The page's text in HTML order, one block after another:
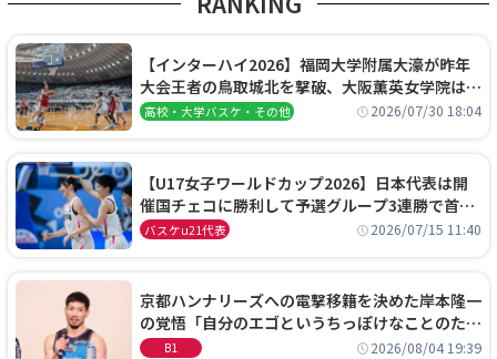
【インターハイ2026】福岡大学附属大濠が昨年
大会王者の鳥取城北を撃破、大阪薫英女学院は岐
阜女子に完勝、大会3日目試合結果
高校・大学バスケ・その他 2026/07/30 18:04
【U17女子ワールドカップ2026】日本代表は開
催国チェコに勝利して予選グループ3連勝で首位
通過！準々決勝の相手はエジプトに決定
バスケu21代表 2026/07/15 11:40
京都ハンナリーズへの電撃移籍を決めた岸本隆一
の覚悟「自分のエゴというちっぽけなことのため
に、京都に来たわけではない」
B1 2026/08/04 19:39